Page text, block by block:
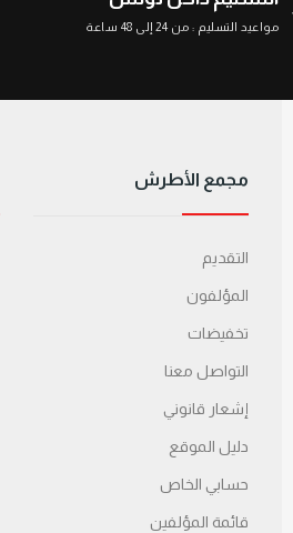
مواعيد التسليم : من 24 إلى 48 ساعة
مجمع الأطرش
التقديم
المؤلفون
تخفيضات
التواصل معنا
إشعار قانوني
دليل الموقع
حسابي الخاص
قائمة المؤلفين